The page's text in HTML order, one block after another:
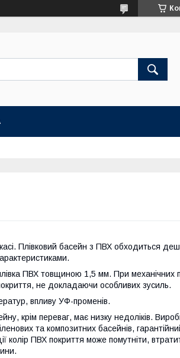
Плівковий басейн з ПВХ обходиться
ПВХ товщиною 1,5 мм. При
не докладаючи особливих зусиль.
впливу УФ-променів.
крім переваг, має низку недоліків.
та композитних басейнів,
колір ПВХ покриття може помутніти,